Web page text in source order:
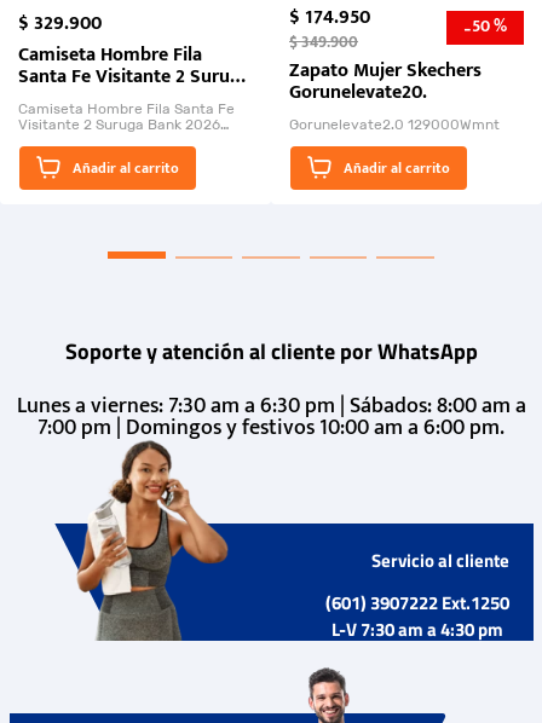
$329.900
Camiseta Hombre Fila
Santa Fe Visitante 2 Suruga
Bank 2026
Camiseta Hombre Fila Santa Fe
Visitante 2 Suruga Bank 2026
El Rugido del Sol Naciente:
“Primeros para la Et...
Añadir al carrito
$174.950
$349.900 -50 %
Zapato Mujer Skechers
Gorunelevate20.
Gorunelevate2.0 129000Wmnt
Añadir al carrito
Soporte y atención al cliente por WhatsApp
Lunes a viernes: 7:30 am a 6:30 pm | Sábados: 8:00 am a
7:00 pm | Domingos y festivos 10:00 am a 6:00 pm.
Servicio al cliente
(601) 3907222 Ext.1250
L-V 7:30 am a 4:30 pm